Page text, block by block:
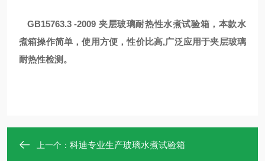
GB15763.3 -2009 夹层玻璃耐热性水煮试验箱，本款水
煮箱操作简单，使用方便，性价比高,广泛应用于夹层玻璃
耐热性检测。
上一个： 科迪专业生产玻璃水煮试验箱